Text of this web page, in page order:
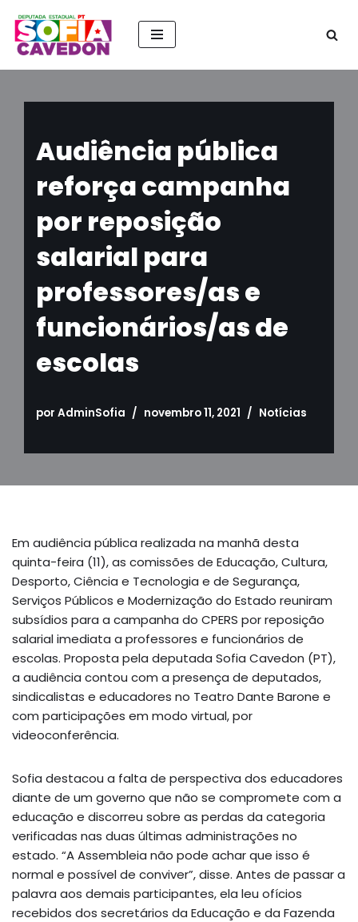
Pular
conteúdo
Audiência pública
reforça campanha
por reposição
salarial para
professores/as e
funcionários/as de
escolas
por AdminSofia novembro 11, 2021 Notícias
Em audiência pública realizada na manhã desta
quinta-feira (11), as comissões de Educação, Cultura,
Desporto, Ciência e Tecnologia e de Segurança,
Serviços Públicos e Modernização do Estado reuniram
subsídios para a campanha do CPERS por reposição
salarial imediata a professores e funcionários de
escolas. Proposta pela deputada Sofia Cavedon (PT),
a audiência contou com a presença de deputados,
sindicalistas e educadores no Teatro Dante Barone e
com participações em modo virtual, por
videoconferência.
Sofia destacou a falta de perspectiva dos educadores
diante de um governo que não se compromete com a
educação e discorreu sobre as perdas da categoria
verificadas nas duas últimas administrações no
estado. “A Assembleia não pode achar que isso é
normal e possível de conviver”, disse. Antes de passar a
palavra aos demais participantes, ela leu ofícios
recebidos dos secretários da Educação e da Fazenda